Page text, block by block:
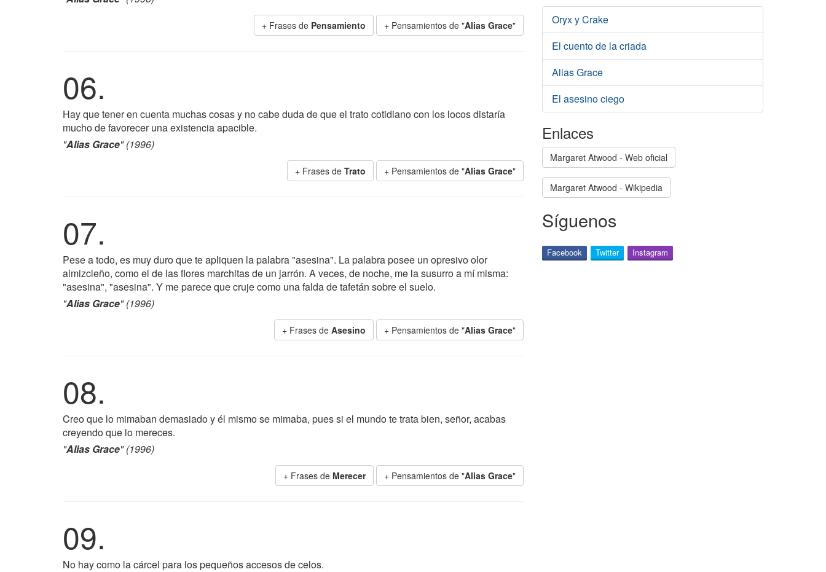
+ Frases de Pensamiento + Pensamientos de "Alias Grace"
06.
Hay que tener en cuenta muchas cosas y no cabe duda de que el trato cotidiano con los locos distaría
mucho de favorecer una existencia apacible.
"Alias Grace" (1996)
+ Frases de Trato + Pensamientos de "Alias Grace"
07.
Pese a todo, es muy duro que te apliquen la palabra "asesina". La palabra posee un opresivo olor
almizcleño, como el de las flores marchitas de un jarrón. A veces, de noche, me la susurro a mí misma:
"asesina", "asesina". Y me parece que cruje como una falda de tafetán sobre el suelo.
"Alias Grace" (1996)
+ Frases de Asesino + Pensamientos de "Alias Grace"
08.
Creo que lo mimaban demasiado y él mismo se mimaba, pues si el mundo te trata bien, señor, acabas
creyendo que lo mereces.
"Alias Grace" (1996)
+ Frases de Merecer + Pensamientos de "Alias Grace"
09.
No hay como la cárcel para los pequeños accesos de celos.
Oryx y Crake
El cuento de la criada
Alias Grace
El asesino ciego
Enlaces
Margaret Atwood - Web oficial
Margaret Atwood - Wikipedia
Síguenos
Facebook Twitter Instagram